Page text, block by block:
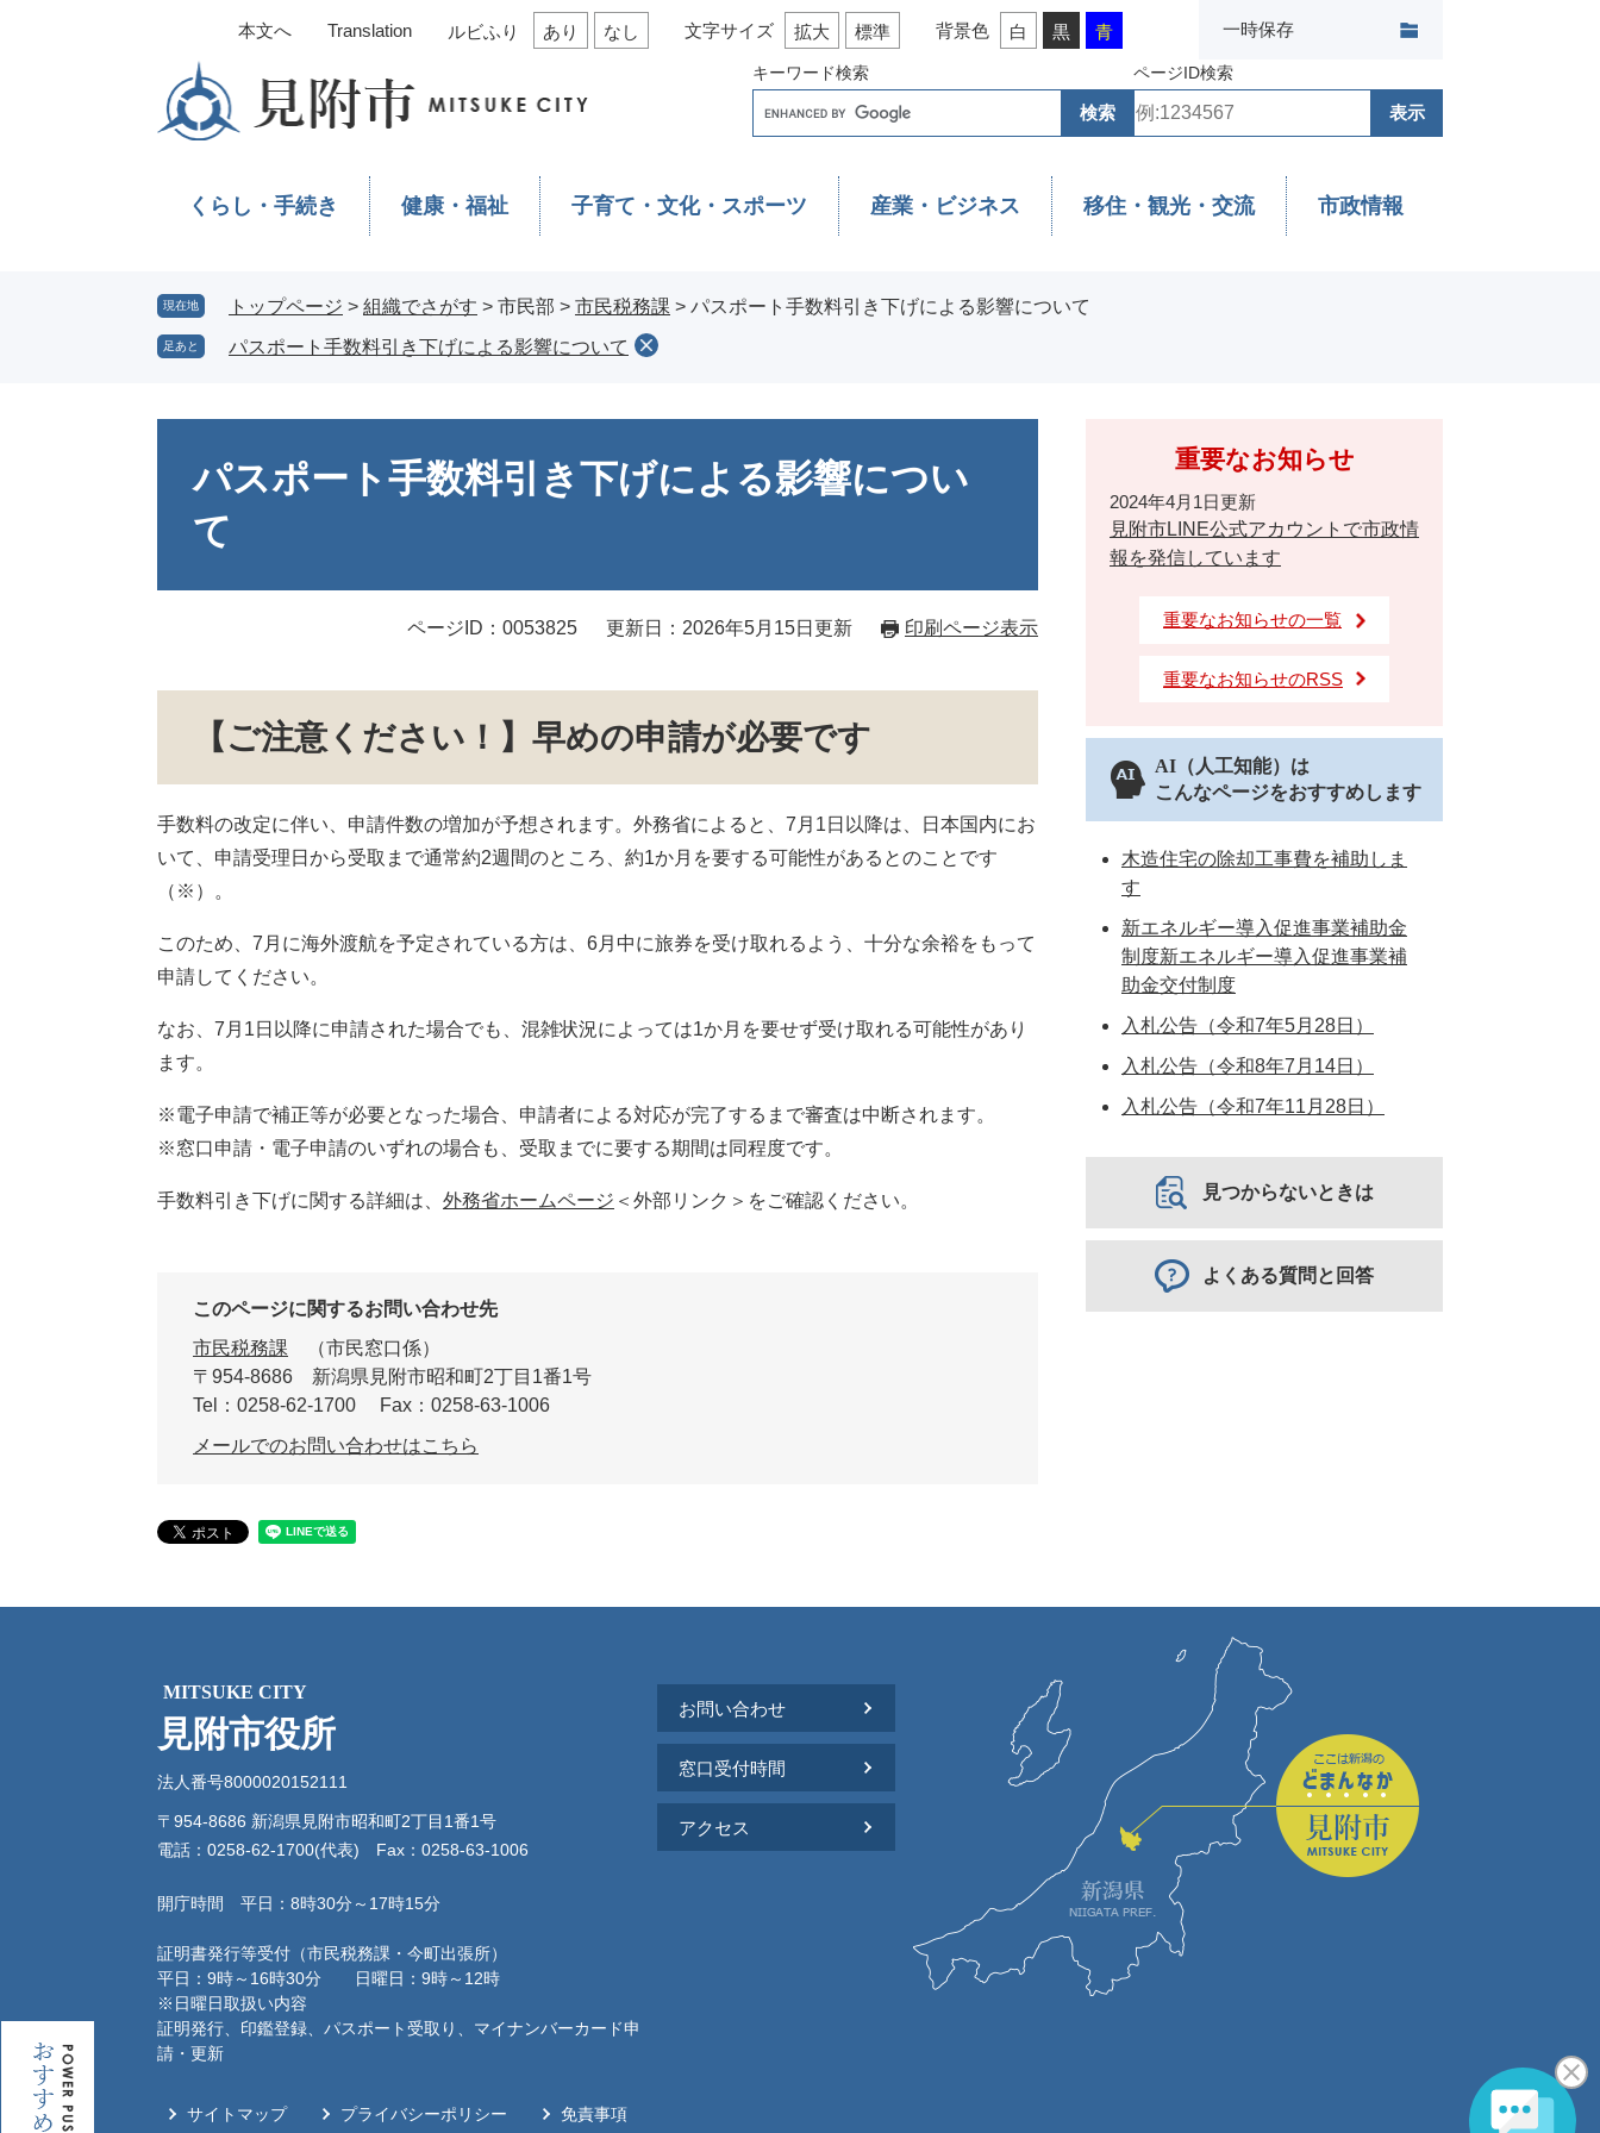
キーワード検索 ページID検索
本文へ Translation ルビふり あり なし 文字サイズ 拡大 標準 背景色 白 黒 青 一時保存
くらし・手続き 健康・福祉 子育て・文化・スポーツ 産業・ビジネス 移住・観光・交流 市政情報
現在地 トップページ > 組織でさがす > 市民部 > 市民税務課 > パスポート手数料引き下げによる影響について
足あと パスポート手数料引き下げによる影響について
パスポート手数料引き下げによる影響につい
て
ページID：0053825 更新日：2026年5月15日更新 印刷ページ表示
【ご注意ください！】早めの申請が必要です
手数料の改定に伴い、申請件数の増加が予想されます。外務省によると、7月1日以降は、日本国内にお
いて、申請受理日から受取まで通常約2週間のところ、約1か月を要する可能性があるとのことです
（※）。
このため、7月に海外渡航を予定されている方は、6月中に旅券を受け取れるよう、十分な余裕をもって
申請してください。
なお、7月1日以降に申請された場合でも、混雑状況によっては1か月を要せず受け取れる可能性があり
ます。
※電子申請で補正等が必要となった場合、申請者による対応が完了するまで審査は中断されます。
※窓口申請・電子申請のいずれの場合も、受取までに要する期間は同程度です。
手数料引き下げに関する詳細は、 外務省ホームページ ＜外部リンク＞ をご確認ください。
このページに関するお問い合わせ先
市民税務課
市民窓口係
〒954-8686
新潟県見附市昭和町2丁目1番1号
Tel：0258-62-1700
Fax：0258-63-1006
メールでのお問い合わせはこちら
重要なお知らせ
2024年4月1日更新
見附市LINE公式アカウントで市政情
報を発信しています
重要なお知らせの一覧
重要なお知らせのRSS
AI（人工知能）は
こんなページをおすすめします
木造住宅の除却工事費を補助しま
す
新エネルギー導入促進事業補助金
制度新エネルギー導入促進事業補
助金交付制度
入札公告（令和7年5月28日）
入札公告（令和8年7月14日）
入札公告（令和7年11月28日）
見つからないときは
よくある質問と回答
MITSUKE CITY
見附市役所
法人番号8000020152111
〒954-8686 新潟県見附市昭和町2丁目1番1号
電話：0258-62-1700(代表) Fax：0258-63-1006
開庁時間 平日：8時30分～17時15分
証明書発行等受付（市民税務課・今町出張所）
平日：9時～16時30分 日曜日：9時～12時
※日曜日取扱い内容
証明発行、印鑑登録、パスポート受取り、マイナンバーカード申
請・更新
お問い合わせ
窓口受付時間
アクセス
サイトマップ プライバシーポリシー 免責事項